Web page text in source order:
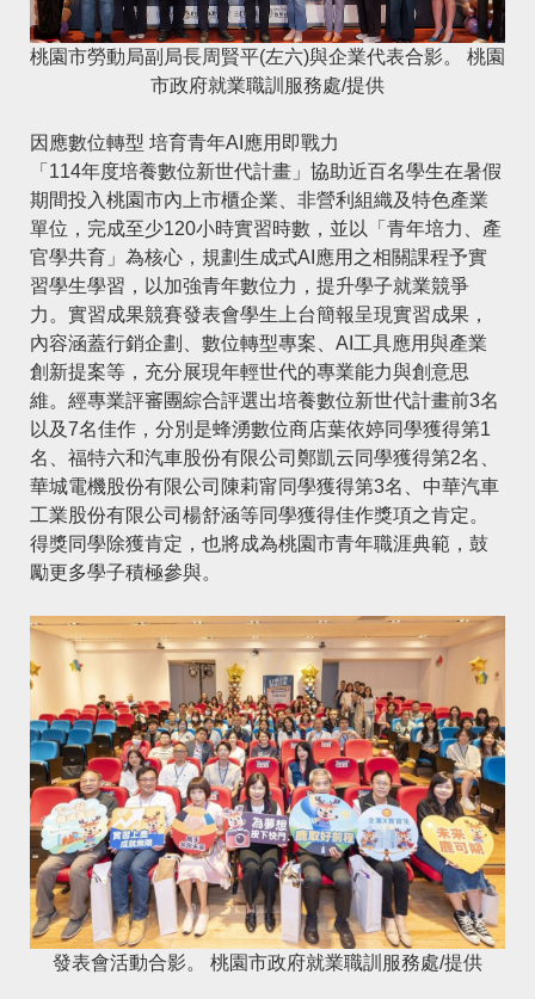
桃園市勞動局副局長周賢平(左六)與企業代表合影。 桃園
市政府就業職訓服務處/提供
因應數位轉型 培育青年AI應用即戰力
「114年度培養數位新世代計畫」協助近百名學生在暑假
期間投入桃園市內上市櫃企業、非營利組織及特色產業
單位，完成至少120小時實習時數，並以「青年培力、產
官學共育」為核心，規劃生成式AI應用之相關課程予實
習學生學習，以加強青年數位力，提升學子就業競爭
力。實習成果競賽發表會學生上台簡報呈現實習成果，
內容涵蓋行銷企劃、數位轉型專案、AI工具應用與產業
創新提案等，充分展現年輕世代的專業能力與創意思
維。經專業評審團綜合評選出培養數位新世代計畫前3名
以及7名佳作，分別是蜂湧數位商店葉依婷同學獲得第1
名、福特六和汽車股份有限公司鄭凱云同學獲得第2名、
華城電機股份有限公司陳莉甯同學獲得第3名、中華汽車
工業股份有限公司楊舒涵等同學獲得佳作獎項之肯定。
得獎同學除獲肯定，也將成為桃園市青年職涯典範，鼓
勵更多學子積極參與。
發表會活動合影。 桃園市政府就業職訓服務處/提供